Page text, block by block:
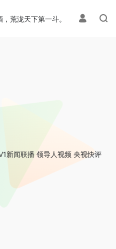
荒泷天下第一斗。
新闻联播 领导人视频 央视快评